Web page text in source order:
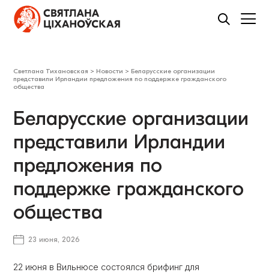
Светлана Тихановская > Новости > Беларусские организации
представили Ирландии предложения по поддержке гражданского
общества
Беларусские организации
представили Ирландии
предложения по
поддержке гражданского
общества
23 июня, 2026
22 июня в Вильнюсе состоялся брифинг для